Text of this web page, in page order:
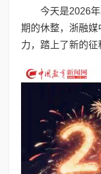
今天是2026
期的休整，浙融
力，踏上了新的征